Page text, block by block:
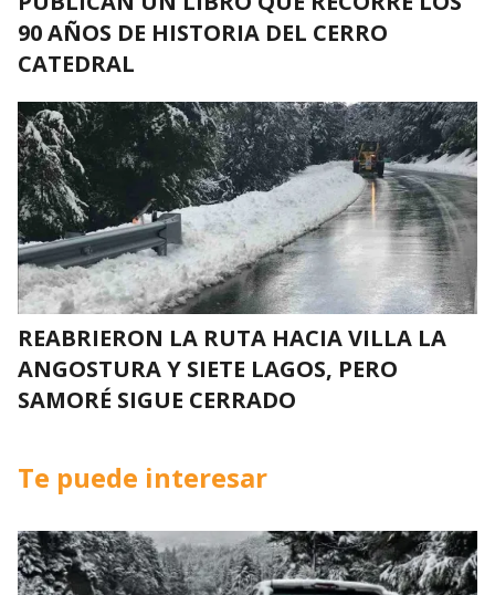
90 AÑOS DE HISTORIA DEL CERRO
CATEDRAL
REABRIERON LA RUTA HACIA VILLA LA
ANGOSTURA Y SIETE LAGOS, PERO
SAMORÉ SIGUE CERRADO
Te puede interesar